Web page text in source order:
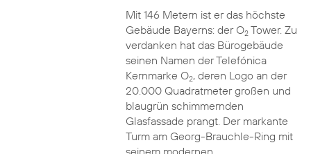
Mit 146 Metern ist er das höchste
Gebäude Bayerns: der O2Tower. Zu
verdanken hat das Bürogebäude
seinen Namen der Telefónica
Kernmarke O2, deren Logo an der
20.000 Quadratmeter großen und
blaugrün schimmernden
Glasfassade prangt. Der markante
Turm am Georg-Brauchle-Ring mit
seinem modernen